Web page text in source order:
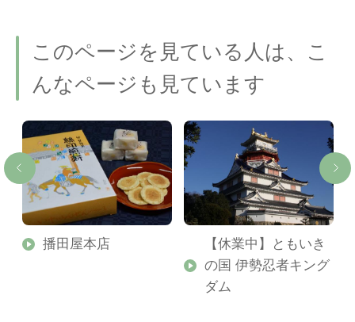
このページを見ている人は、こ
んなページも見ています
播田屋本店
【休業中】ともいき
の国 伊勢忍者キング
ダム